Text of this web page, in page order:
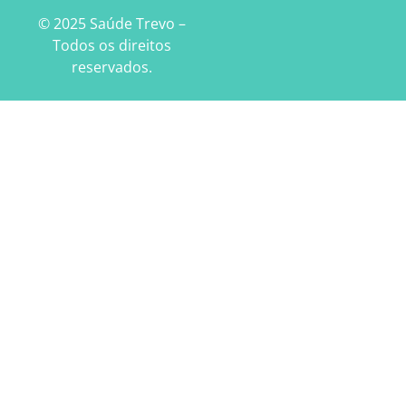
© 2025 Saúde Trevo –
Todos os direitos
reservados.